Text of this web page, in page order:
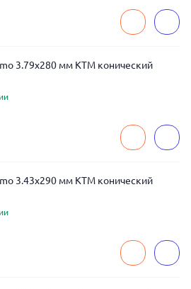
3.79x280 мм KTM конический
3.43x290 мм KTM конический